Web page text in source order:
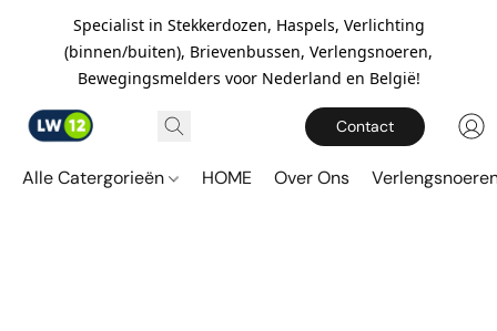
Specialist in Stekkerdozen, Haspels, Verlichting
(binnen/buiten), Brievenbussen, Verlengsnoeren,
Bewegingsmelders voor Nederland en België!
Contact
Alle Catergorieën HOME Over Ons